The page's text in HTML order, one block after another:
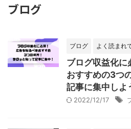
ブログ
ブログ よく読まれ
ブログ収益化に
おすすめの3つ
記事に集中しよ
2022/12/17